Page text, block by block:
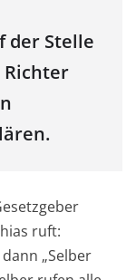
der Stelle
ruft:
„Selber